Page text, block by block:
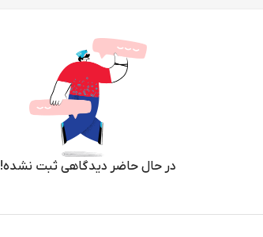
در حال حاضر دیدگاهی ثبت نشده!